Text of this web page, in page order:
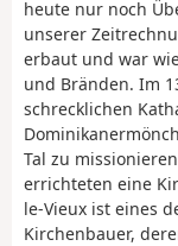
heute nur noch
unserer
erbaut und war
und Bränden. Im
schrecklichen
Tal zu
errichteten eine
le-Vieux ist eines
Kirchenbauer,